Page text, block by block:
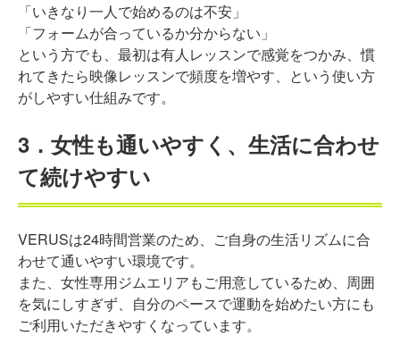
「いきなり一人で始めるのは不安」
「フォームが合っているか分からない」
という方でも、最初は有人レッスンで感覚をつかみ、慣
れてきたら映像レッスンで頻度を増やす、という使い方
がしやすい仕組みです。
3．女性も通いやすく、生活に合わせ
て続けやすい
VERUSは24時間営業のため、ご自身の生活リズムに合
わせて通いやすい環境です。
また、女性専用ジムエリアもご用意しているため、周囲
を気にしすぎず、自分のペースで運動を始めたい方にも
ご利用いただきやすくなっています。